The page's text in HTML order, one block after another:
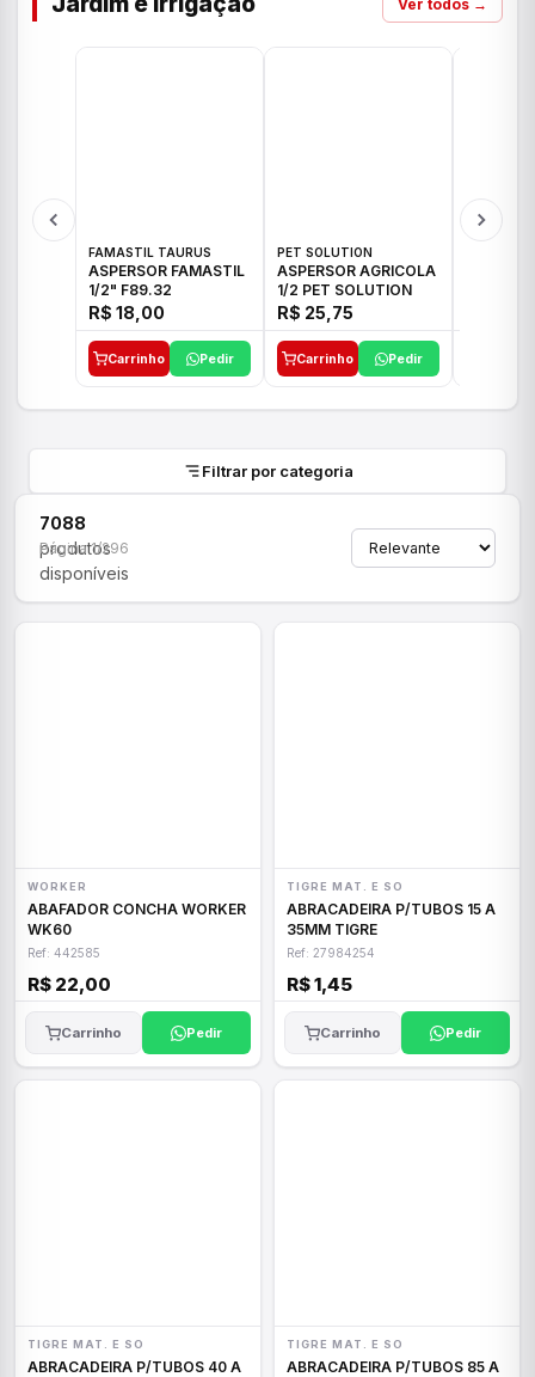
Ver todos →
FAMASTIL TAURUS
ASPERSOR FAMASTIL
1/2" F89.32
R$ 18,00
Carrinho Pedir
PET SOLUTION
ASPERSOR AGRICOLA
1/2 PET SOLUTION
R$ 25,75
Carrinho Pedir
Filtrar por categoria
7088
produtos
disponíveis
Página 1/296
WORKER
ABAFADOR CONCHA WORKER
WK60
Ref: 442585
R$ 22,00
Carrinho Pedir
TIGRE MAT. E SO
ABRACADEIRA P/TUBOS 15 A
35MM TIGRE
Ref: 27984254
R$ 1,45
Carrinho Pedir
TIGRE MAT. E SO
ABRACADEIRA P/TUBOS 40 A
TIGRE MAT. E SO
ABRACADEIRA P/TUBOS 85 A